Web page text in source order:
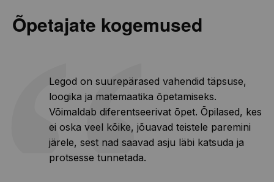
Õpetajate kogemused
Legod on suurepärased vahendid täpsuse,
loogika ja matemaatika õpetamiseks.
Võimaldab diferentseerivat õpet. Õpilased, kes
ei oska veel kõike, jõuavad teistele paremini
järele, sest nad saavad asju läbi katsuda ja
protsesse tunnetada.